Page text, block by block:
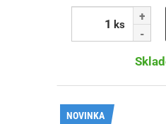
ks
NOVINKA